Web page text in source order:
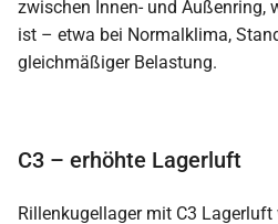
zwischen Innen- und Außenring,
ist – etwa bei Normalklima,
gleichmäßiger Belastung.
C3 – erhöhte Lagerluft
Rillenkugellager mit C3